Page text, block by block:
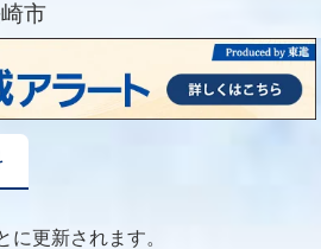
市
に更新されます。